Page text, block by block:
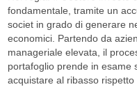
fondamentale, tramite un
societ in grado di generare
economici. Partendo da
manageriale elevata, il
portafoglio prende in esame
acquistare al ribasso